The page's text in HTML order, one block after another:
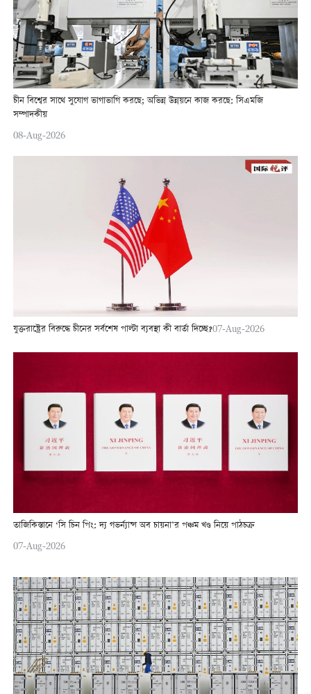
চীন বিশ্বের সাথে সুযোগ ভাগাভাগি করছে; অভিন্ন উন্নয়নে কাজ করছে: সিএমজি
সম্পাদকীয়
08-Aug-2026
যুক্তরাষ্ট্রের বিরুদ্ধে চীনের সর্বশেষ পাল্টা ব্যবস্থা কী বার্তা দিচ্ছে?07-Aug-2026
তাজিকিস্তানে ‘সি চিন পিং: দ্য গভর্ন্যান্স অব চায়না’র পঞ্চম খণ্ড নিয়ে পাঠচক্র
07-Aug-2026